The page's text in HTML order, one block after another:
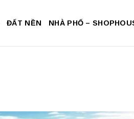
ĐẤT NỀN NHÀ PHỐ –